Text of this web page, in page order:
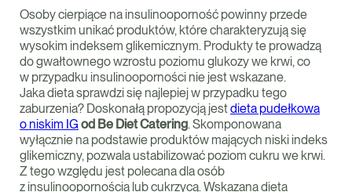
Osoby cierpiące na insulinooporność powinny przede
wszystkim unikać produktów, które charakteryzują się
wysokim indeksem glikemicznym. Produkty te prowadzą
do gwałtownego wzrostu poziomu glukozy we krwi, co
w przypadku insulinooporności nie jest wskazane.
Jaka dieta sprawdzi się najlepiej w przypadku tego
zaburzenia? Doskonałą propozycją jestdieta pudełkowa
o niskim IG od Be Diet Catering. Skomponowana
wyłącznie na podstawie produktów mających niski indeks
glikemiczny, pozwala ustabilizować poziom cukru we krwi.
Z tego względu jest polecana dla osób
z insulinoopornością lub cukrzycą. Wskazana dieta